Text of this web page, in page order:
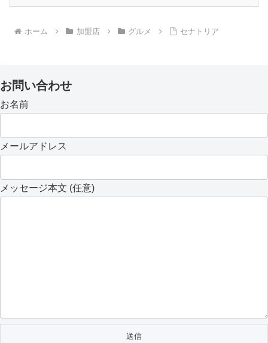
ホーム 加盟店 グルメ セナトリア
お問い合わせ
お名前
メールアドレス
メッセージ本文 (任意)